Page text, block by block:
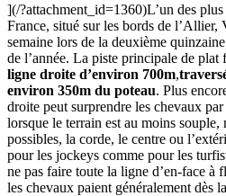
](/?attachment_id=1360)L’un des
France, situé sur les bords de l’Allier,
semaine lors de la deuxième
de l’année. La piste principale de plat
ligne droite d’environ 700m,
environ 350m du poteau. Plus
droite peut surprendre les chevaux par
lorsque le terrain est au moins souple,
possibles, la corde, le centre ou
pour les jockeys comme pour les
ne pas faire toute la ligne d’en-face à
les chevaux paient généralement dès